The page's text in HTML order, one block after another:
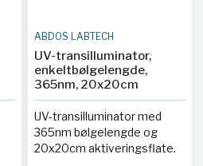
ABDOS LABTECH
UV-transilluminator,
enkeltbølgelengde,
365nm, 20x20cm
UV-transilluminator med
365nm bølgelengde og
20x20cm aktiveringsflate.